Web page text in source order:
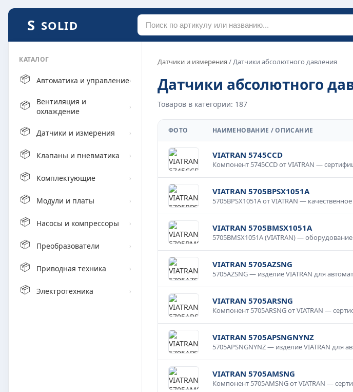
SOLID
КАТАЛОГ
📦 Автоматика и управление›
📦
Вентиляция и
охлаждение
›
📦 Датчики и измерения ›
📦 Клапаны и пневматика ›
📦 Комплектующие ›
📦 Модули и платы ›
📦 Насосы и компрессоры ›
📦 Преобразователи ›
📦 Приводная техника ›
📦 Электротехника ›
Датчики и измерения/ Датчики абсолютного давления
Датчики абсолютного
Товаров в категории: 187
ФОТО НАИМЕНОВАНИЕ / ОПИСАНИЕ
VIATRAN 5745CCD
VIATRAN 5705BPSX1051A
VIATRAN 5705BMSX1051A
VIATRAN 5705AZSNG
VIATRAN 5705ARSNG
VIATRAN 5705APSNGNYNZ
VIATRAN 5705AMSNG